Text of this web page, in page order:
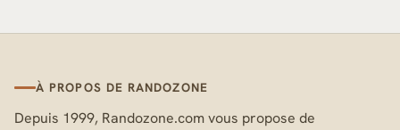
À PROPOS DE RANDOZONE
Depuis 1999, Randozone.com vous propose de